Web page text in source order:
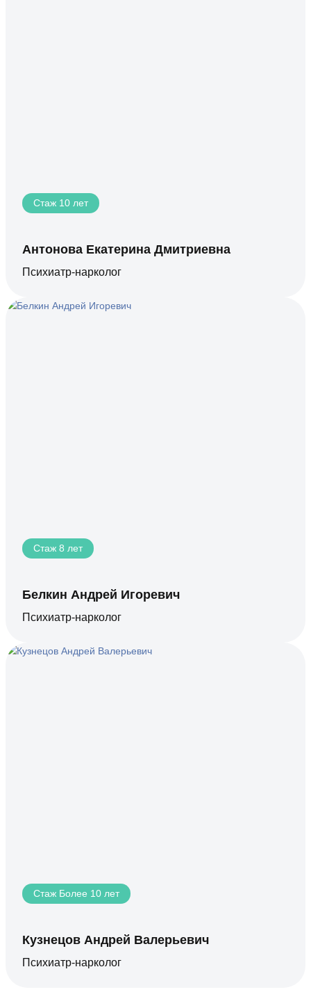
Стаж 10 лет
Антонова Екатерина Дмитриевна
Психиатр-нарколог
Стаж 8 лет
Белкин Андрей Игоревич
Психиатр-нарколог
Стаж Более 10 лет
Кузнецов Андрей Валерьевич
Психиатр-нарколог